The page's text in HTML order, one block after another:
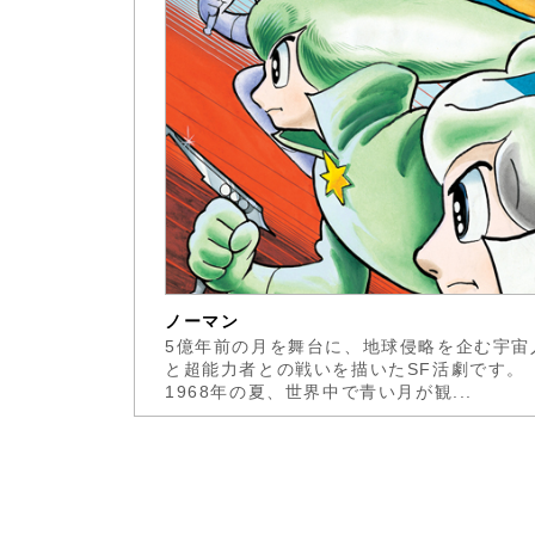
ノーマン
5億年前の月を舞台に、地球侵略を企む宇宙
と超能力者との戦いを描いたSF活劇です。
1968年の夏、世界中で青い月が観...